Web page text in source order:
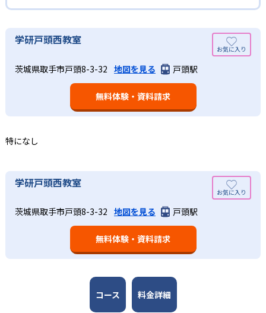
02
生徒それぞれに最適化された学習計画を設計
学研教室の個別指導では、生徒一人ひとりの学力／適性を
しっかり把握した上で学習の出発点を定め、生徒に最適化
された学習計画を設計する。また、生徒それぞれに最適な
教材を提供すると共に、適切なアドバイスも実施。少しず
つレベルアップするスモールステップの教材となっている
る。「自分から進んで学習する」姿勢や態度の育成も重視
している。
03
週2回の教室学習と毎日の家庭学習
学研教室では、週2回の教室学習と毎日の家庭学習（宿題学
習）の相乗効果を活かす形で生徒の学力向上を進める。週2
回の教室学習において指導者は、生徒の様子を観察しなが
ら学習指導と学習管理を実施。教室学習日以外の日のため
に自宅学習用の教材も提供し、学習の習慣化と学力の定着
を図っている。進度が早い子供は先取り学習も可能だ。
に向いている。
算数（数学）と国語の基礎力を上げたい人向け
学研教室では、算数（数学）と国語を全ての教科の基礎に
なるものと考え、その指導を重視している。算数（数学）
では筋道を立てて考える力の育成を、国語では全ての学力
の土台となる「読む力」「書く力」の育成に力を入れてい
家庭学習で学習させている。そのため、算数（数学）と国
長時間の勉強が苦手な人向け
学研教室では、小学生については、1回の学習時間を30～
50分程度と設定している。この時間設定は、子どもが集中
して学習できる時間が通常「学年×10分±10分」と考えら
れていることに由来するものだ。この限界を超えて勉強し
ても学習の効果は上がらないと学研教室は考え、単なる長
時間学習よりくり返し学習の効果を重視している。そのた
出典：学研教室 公式サイト
学研教室が持つ最大のメリットは、学研の教材開発ノウハ
ウを結集して制作した学習教材を使用している点だ。この
教材は、学習指導要領の内容を全てカバーしており、学校
の勉強がよくわかるというもの。基礎から応用まで、少し
固めから先取り学習まで対応している。算数と国語を重視
すると共に、幼児・小学校低学年から外国語活動の学習に
も対応。中学校英語の準備や高校入試向けの英語力育成に
学研教室の合格実績は、公式サイトでは公開されていな
学研戸頭西教室
茨城県取手市戸頭8-3-32 地図を見る 戸頭駅
無料体験・資料請求
特になし
学研戸頭西教室
茨城県取手市戸頭8-3-32 地図を見る 戸頭駅
無料体験・資料請求
コース 料金詳細